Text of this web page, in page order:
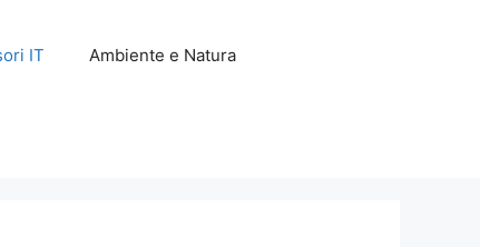
IT Ambiente e Natura